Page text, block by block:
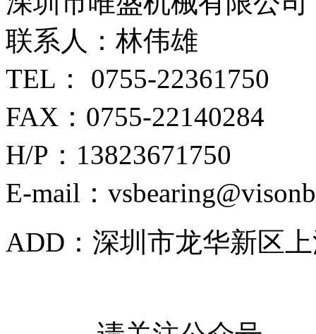
联系人：林伟雄
TEL： 0755-22361750
FAX：0755-22140284
H/P：13823671750
E-mail：
ADD：深圳市龙华新区